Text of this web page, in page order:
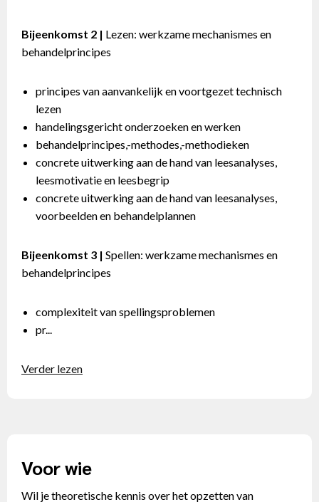
Bijeenkomst 2 | Lezen: werkzame mechanismes en
behandelprincipes
principes van aanvankelijk en voortgezet technisch
lezen
handelingsgericht onderzoeken en werken
behandelprincipes,-methodes,-methodieken
concrete uitwerking aan de hand van leesanalyses,
leesmotivatie en leesbegrip
concrete uitwerking aan de hand van leesanalyses,
voorbeelden en behandelplannen
Bijeenkomst 3 | Spellen: werkzame mechanismes en
behandelprincipes
complexiteit van spellingsproblemen
pr...
Verder lezen
Voor wie
Wil je theoretische kennis over het opzetten van